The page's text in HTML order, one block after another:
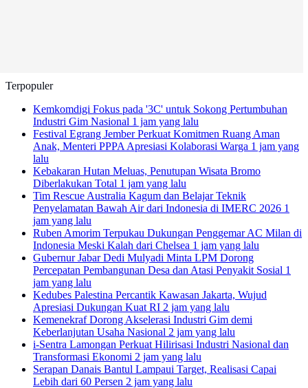
Terpopuler
Kemkomdigi Fokus pada '3C' untuk Sokong Pertumbuhan
Industri Gim Nasional 1 jam yang lalu
Festival Egrang Jember Perkuat Komitmen Ruang Aman
Anak, Menteri PPPA Apresiasi Kolaborasi Warga 1 jam yang
lalu
Kebakaran Hutan Meluas, Penutupan Wisata Bromo
Diberlakukan Total 1 jam yang lalu
Tim Rescue Australia Kagum dan Belajar Teknik
Penyelamatan Bawah Air dari Indonesia di IMERC 2026 1
jam yang lalu
Ruben Amorim Terpukau Dukungan Penggemar AC Milan di
Indonesia Meski Kalah dari Chelsea 1 jam yang lalu
Gubernur Jabar Dedi Mulyadi Minta LPM Dorong
Percepatan Pembangunan Desa dan Atasi Penyakit Sosial 1
jam yang lalu
Kedubes Palestina Percantik Kawasan Jakarta, Wujud
Apresiasi Dukungan Kuat RI 2 jam yang lalu
Kemenekraf Dorong Akselerasi Industri Gim demi
Keberlanjutan Usaha Nasional 2 jam yang lalu
i-Sentra Lamongan Perkuat Hilirisasi Industri Nasional dan
Transformasi Ekonomi 2 jam yang lalu
Serapan Danais Bantul Lampaui Target, Realisasi Capai
Lebih dari 60 Persen 2 jam yang lalu